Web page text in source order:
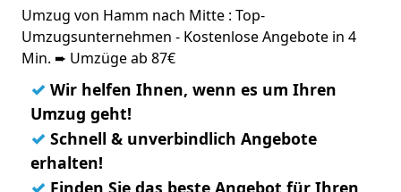
Umzug von Hamm nach Mitte : Top-
Umzugsunternehmen - Kostenlose Angebote in 4
Min. ➨ Umzüge ab 87€
✓ Wir helfen Ihnen, wenn es um Ihren
Umzug geht!
✓ Schnell & unverbindlich Angebote
erhalten!
✓ Finden Sie das beste Angebot für Ihren